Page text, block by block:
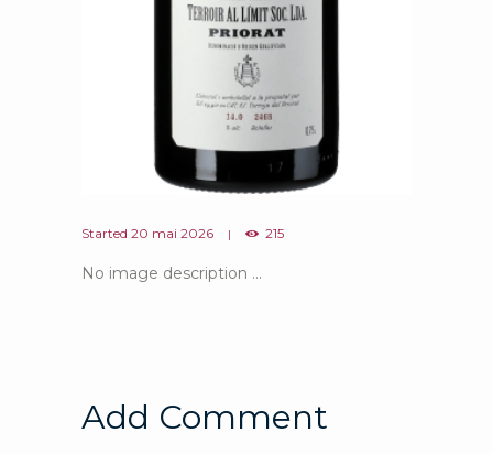
Started 20 mai 2026 215
No image description ...
Add Comment